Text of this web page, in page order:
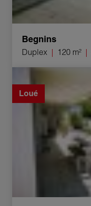
Begnins
Duplex 120 m²
Loué